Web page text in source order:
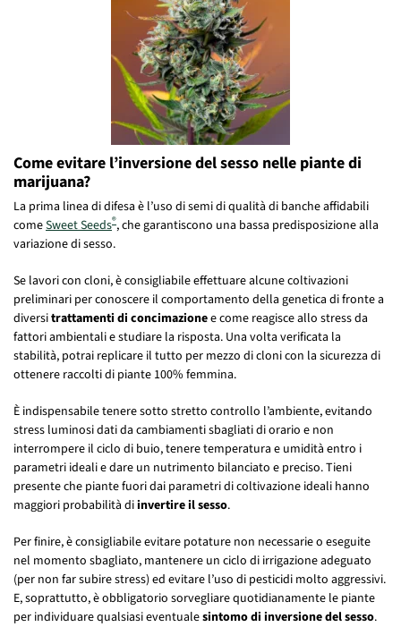
Come evitare l’inversione del sesso nelle piante di
marijuana?
La prima linea di difesa è l’uso di semi di qualità di banche affidabili
comeSweet Seeds®, che garantiscono una bassa predisposizione alla
variazione di sesso.
Se lavori con cloni, è consigliabile effettuare alcune coltivazioni
preliminari per conoscere il comportamento della genetica di fronte a
diversitrattamenti di concimazionee come reagisce allo stress da
fattori ambientali e studiare la risposta. Una volta verificata la
stabilità, potrai replicare il tutto per mezzo di cloni con la sicurezza di
ottenere raccolti di piante 100% femmina.
È indispensabile tenere sotto stretto controllo l’ambiente, evitando
stress luminosi dati da cambiamenti sbagliati di orario e non
interrompere il ciclo di buio, tenere temperatura e umidità entro i
parametri ideali e dare un nutrimento bilanciato e preciso.​​ Tieni
presente che piante fuori dai parametri di coltivazione ideali hanno
maggiori probabilità diinvertire il sesso.
Per finire, è consigliabile evitare potature non necessarie o eseguite
nel momento sbagliato, mantenere un ciclo di irrigazione adeguato
(per non far subire stress) ed evitare l’uso di pesticidi molto aggressivi.
E, soprattutto, è obbligatorio sorvegliare quotidianamente le piante
per individuare qualsiasi eventualesintomo di inversione del sesso.